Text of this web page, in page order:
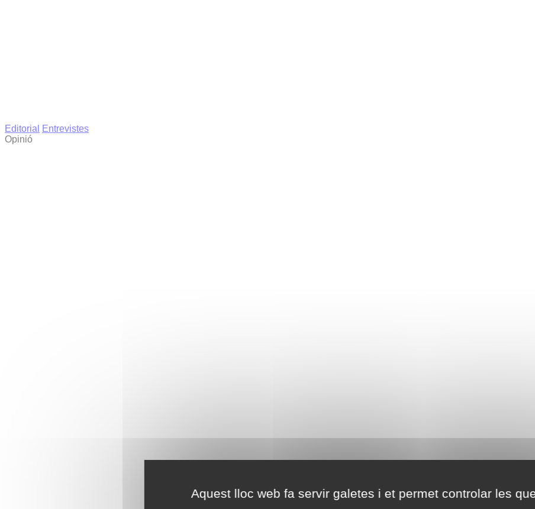
Aquest lloc web fa servir galetes i et permet controlar les
Editorial
Entrevistes
Opinió